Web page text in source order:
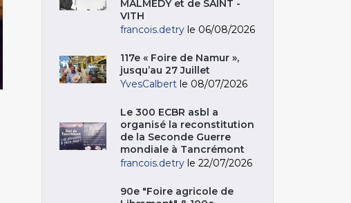
MALMEDY et de SAINT -
VITH
francois.detry le 06/08/2026
117e « Foire de Namur »,
jusqu’au 27 Juillet
YvesCalbert le 08/07/2026
Le 300 ECBR asbl a
organisé la reconstitution
de la Seconde Guerre
mondiale à Tancrémont
francois.detry le 22/07/2026
90e "Foire agricole de